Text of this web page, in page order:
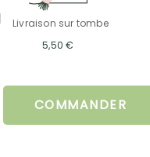
Livraison sur tombe
5,50 €
COMMANDER